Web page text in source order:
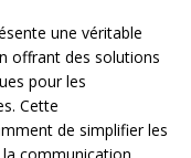
une véritable
offrant des solutions
pour les
Cette
de simplifier les